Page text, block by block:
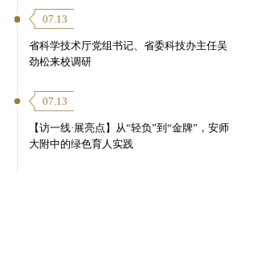
07.13
省科学技术厅党组书记、省委科技办主任吴
劲松来校调研
07.13
【访一线·展亮点】从“轻负”到“金牌”，安师
大附中的绿色育人实践